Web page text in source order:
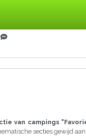
van campings
secties gewijd